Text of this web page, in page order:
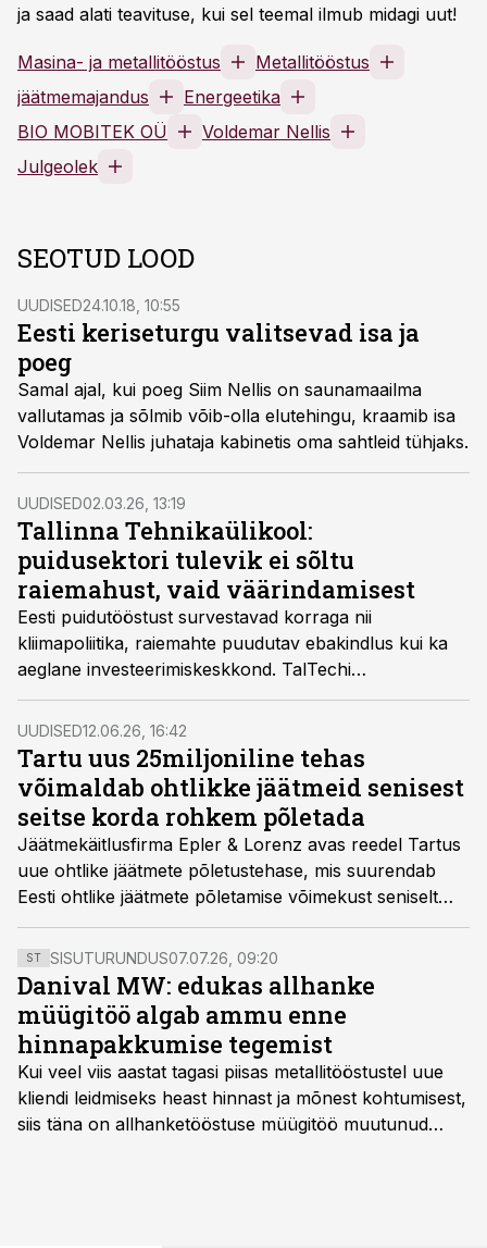
ja saad alati teavituse, kui sel teemal ilmub midagi uut!
Masina- ja metallitööstus
Metallitööstus
jäätmemajandus
Energeetika
BIO MOBITEK OÜ
Voldemar Nellis
Julgeolek
SEOTUD LOOD
UUDISED24.10.18, 10:55
Eesti keriseturgu valitsevad isa ja
poeg
Samal ajal, kui poeg Siim Nellis on saunamaailma
vallutamas ja sõlmib võib-olla elutehingu, kraamib isa
Voldemar Nellis juhataja kabinetis oma sahtleid tühjaks.
UUDISED02.03.26, 13:19
Tallinna Tehnikaülikool:
puidusektori tulevik ei sõltu
raiemahust, vaid väärindamisest
Eesti puidutööstust survestavad korraga nii
kliimapoliitika, raiemahte puudutav ebakindlus kui ka
aeglane investeerimiskeskkond. TalTechi
puidutehnoloogia professori Jaan Kersi hinnangul ei
määra sektori tulevikku pelgalt metsavaru, vaid see,
kui targalt suudetakse puitu väärindada.
UUDISED12.06.26, 16:42
Tartu uus 25miljoniline tehas
võimaldab ohtlikke jäätmeid senisest
seitse korda rohkem põletada
Jäätmekäitlusfirma Epler & Lorenz avas reedel Tartus
uue ohtlike jäätmete põletustehase, mis suurendab
Eesti ohtlike jäätmete põletamise võimekust seniselt
2000 tonnilt kuni 15 000 tonnini aastas.
ST SISUTURUNDUS07.07.26, 09:20
Danival MW: edukas allhanke
müügitöö algab ammu enne
hinnapakkumise tegemist
Kui veel viis aastat tagasi piisas metallitööstustel uue
kliendi leidmiseks heast hinnast ja mõnest kohtumisest,
siis täna on allhanketööstuse müügitöö muutunud